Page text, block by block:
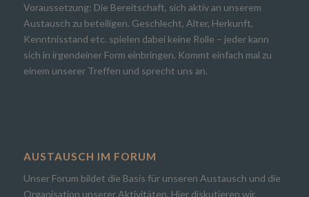
Voraussetzung: Die Bereitschaft, sich aktiv an unserem
Austausch zu beteiligen. Geschlecht, Alter, Herkunft,
Kenntnisstand etc. spielen dabei keine Rolle – jeder kann
sich in irgendeiner Form einbringen. Kommt einfach mal zu
einem unserer Treffen und sprecht uns an.
AUSTAUSCH IM FORUM
Unser Forum bildet die Basis für unseren Austausch und die
Organisation unserer Aktivitäten. Hier diskutieren wir,